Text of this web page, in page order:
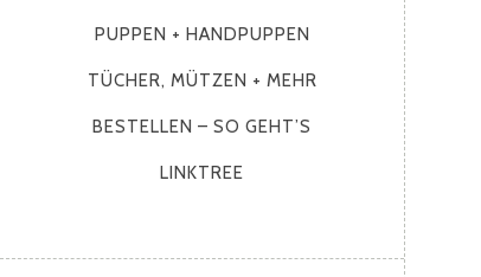
PUPPEN + HANDPUPPEN
TÜCHER, MÜTZEN + MEHR
BESTELLEN – SO GEHT’S
LINKTREE